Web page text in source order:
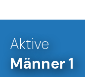
Aktive
Männer 1